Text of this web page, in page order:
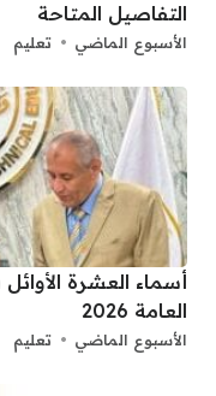
التفاصيل المتاحة
الأسبوع الماضي تعليم
أسماء العشرة
العامة 2026
الأسبوع الماضي تعليم